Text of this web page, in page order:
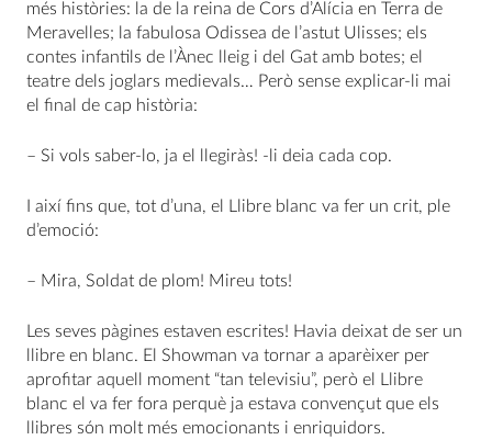
més històries: la de la reina de Cors d’Alícia en Terra de
Meravelles; la fabulosa Odissea de l’astut Ulisses; els
contes infantils de l’Ànec lleig i del Gat amb botes; el
teatre dels joglars medievals… Però sense explicar-li mai
el final de cap història:
– Si vols saber-lo, ja el llegiràs! -li deia cada cop.
I així fins que, tot d’una, el Llibre blanc va fer un crit, ple
d’emoció:
– Mira, Soldat de plom! Mireu tots!
Les seves pàgines estaven escrites! Havia deixat de ser un
llibre en blanc. El Showman va tornar a aparèixer per
aprofitar aquell moment “tan televisiu”, però el Llibre
blanc el va fer fora perquè ja estava convençut que els
llibres són molt més emocionants i enriquidors.